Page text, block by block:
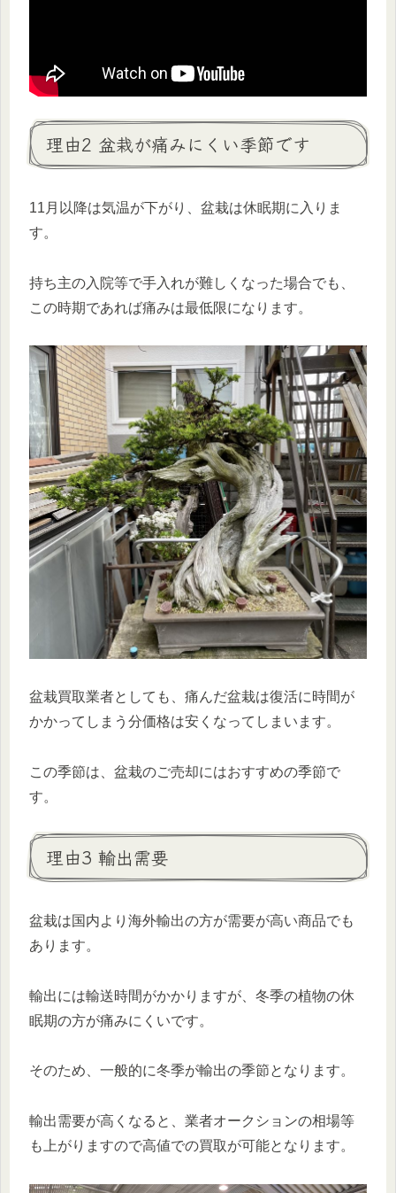
理由2 盆栽が痛みにくい季節です
11月以降は気温が下がり、盆栽は休眠期に入りま
す。
持ち主の入院等で手入れが難しくなった場合でも、
この時期であれば痛みは最低限になります。
盆栽買取業者としても、痛んだ盆栽は復活に時間が
かかってしまう分価格は安くなってしまいます。
この季節は、盆栽のご売却にはおすすめの季節で
す。
理由3 輸出需要
盆栽は国内より海外輸出の方が需要が高い商品でも
あります。
輸出には輸送時間がかかりますが、冬季の植物の休
眠期の方が痛みにくいです。
そのため、一般的に冬季が輸出の季節となります。
輸出需要が高くなると、業者オークションの相場等
も上がりますので高値での買取が可能となります。